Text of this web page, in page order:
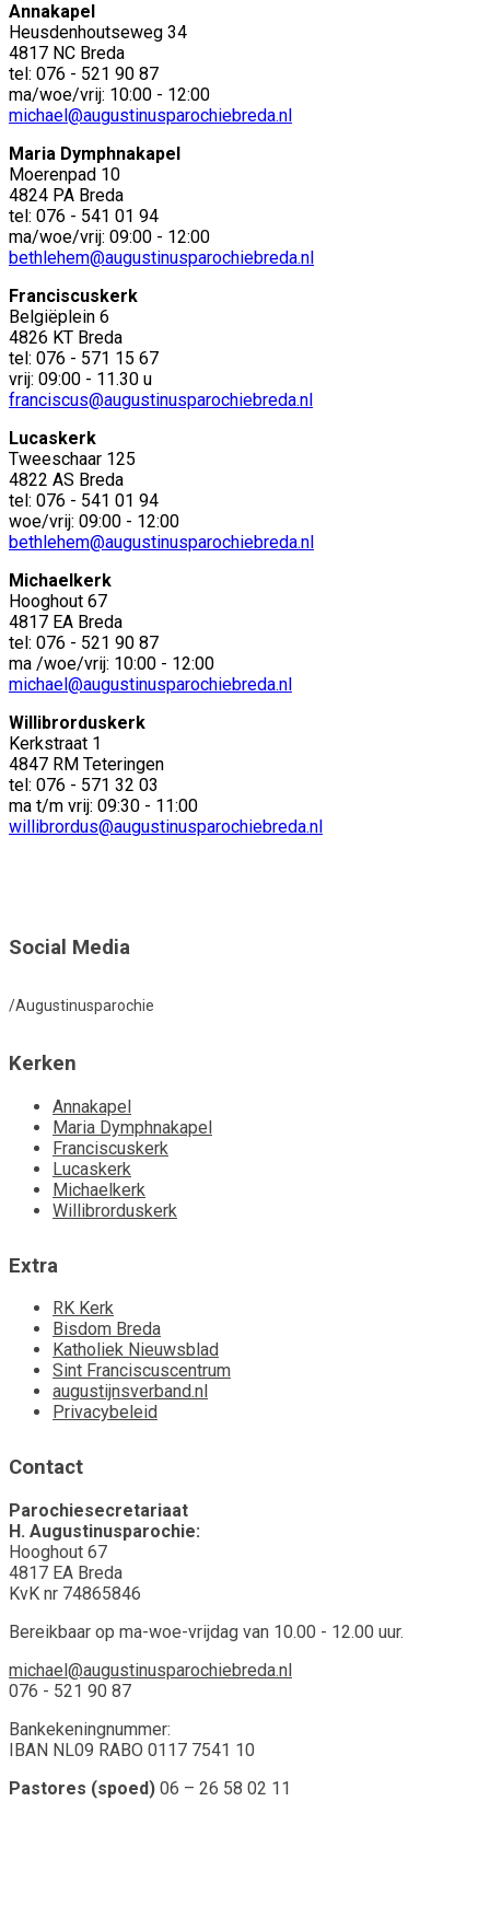
Annakapel
Heusdenhoutseweg 34
4817 NC Breda
tel: 076 - 521 90 87
ma/woe/vrij: 10:00 - 12:00
michael@augustinusparochiebreda.nl
Maria Dymphnakapel
Moerenpad 10
4824 PA Breda
tel: 076 - 541 01 94
ma/woe/vrij: 09:00 - 12:00
bethlehem@augustinusparochiebreda.nl
Franciscuskerk
Belgiëplein 6
4826 KT Breda
tel: 076 - 571 15 67
vrij: 09:00 - 11.30 u
franciscus@augustinusparochiebreda.nl
Lucaskerk
Tweeschaar 125
4822 AS Breda
tel: 076 - 541 01 94
woe/vrij: 09:00 - 12:00
bethlehem@augustinusparochiebreda.nl
Michaelkerk
Hooghout 67
4817 EA Breda
tel: 076 - 521 90 87
ma /woe/vrij: 10:00 - 12:00
michael@augustinusparochiebreda.nl
Willibrorduskerk
Kerkstraat 1
4847 RM Teteringen
tel: 076 - 571 32 03
ma t/m vrij: 09:30 - 11:00
willibrordus@augustinusparochiebreda.nl
Social Media
/Augustinusparochie
Kerken
Annakapel
Maria Dymphnakapel
Franciscuskerk
Lucaskerk
Michaelkerk
Willibrorduskerk
Extra
RK Kerk
Bisdom Breda
Katholiek Nieuwsblad
Sint Franciscuscentrum
augustijnsverband.nl
Privacybeleid
Contact
Parochiesecretariaat
H. Augustinusparochie:
Hooghout 67
4817 EA Breda
KvK nr 74865846
Bereikbaar op ma-woe-vrijdag van 10.00 - 12.00 uur.
michael@augustinusparochiebreda.nl
076 - 521 90 87
Bankekeningnummer:
IBAN NL09 RABO 0117 7541 10
Pastores (spoed) 06 – 26 58 02 11